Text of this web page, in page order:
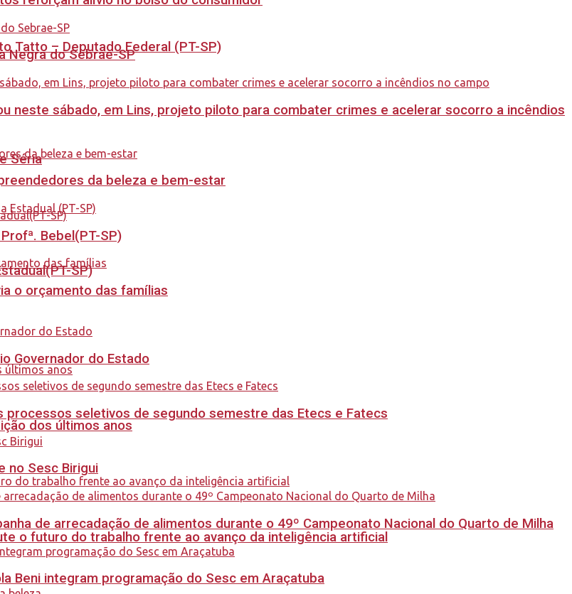
Tatto – Deputado Federal (PT-SP)
Séria
SP)
dos últimos anos
o futuro do trabalho frente ao avanço da inteligência artificial
Negra do Sebrae-SP
neste sábado, em Lins, projeto piloto para combater crimes e acelerar socorro a incêndios
da beleza e bem-estar
Bebel(PT-SP)
o orçamento das famílias
Governador do Estado
processos seletivos de segundo semestre das Etecs e Fatecs
no Sesc Birigui
de arrecadação de alimentos durante o 49º Campeonato Nacional do Quarto de Milha
Beni integram programação do Sesc em Araçatuba